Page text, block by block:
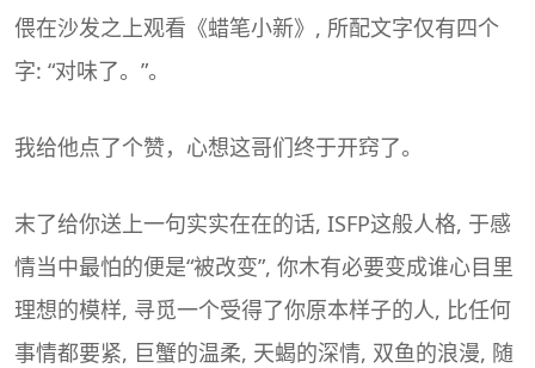
偎在沙发之上观看《蜡笔小新》, 所配文字仅有四个
字: “对味了。”。
我给他点了个赞，心想这哥们终于开窍了。
末了给你送上一句实实在在的话, ISFP这般人格, 于感
情当中最怕的便是“被改变”, 你木有必要变成谁心目里
理想的模样, 寻觅一个受得了你原本样子的人, 比任何
事情都要紧, 巨蟹的温柔, 天蝎的深情, 双鱼的浪漫, 随